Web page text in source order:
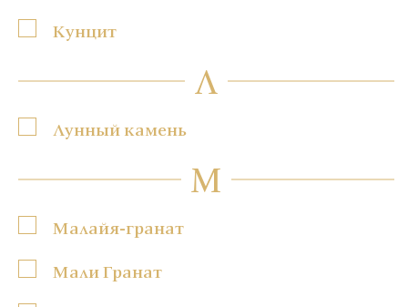
Кунцит
Л
Лунный камень
М
Малайя-гранат
Мали Гранат